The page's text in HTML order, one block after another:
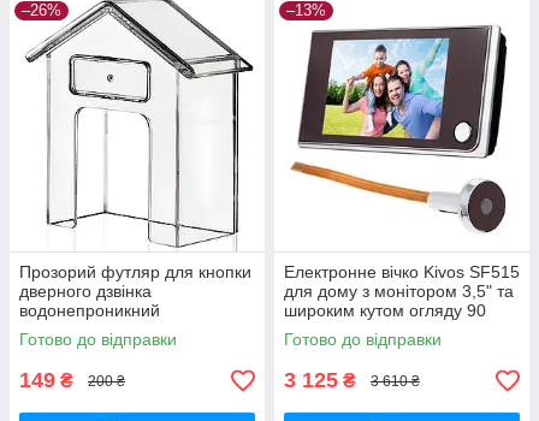
–26%
Прозорий футляр для кнопки
дверного дзвінка
водонепроникний
будиночком Digital Lion CDB-
02 GoodPlace -worry-free-
Готово до відправки
149 ₴ 200 ₴
–13%
Електронне вічко Kivos SF515
для дому з монітором 3,5" та
широким кутом огляду 90
градусів GoodPlace -worry-
free-shopping-
Готово до відправки
3 125 ₴ 3 610 ₴